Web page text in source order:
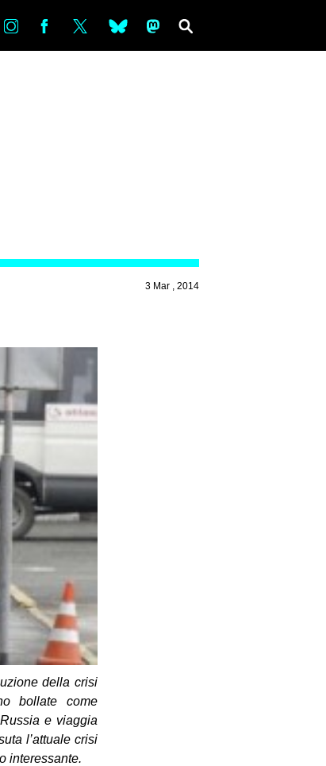
in bsky ms
3 Mar , 2014
della crisi
bollate come
e viaggia
l’attuale crisi
interessante.